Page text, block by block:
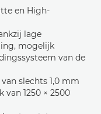
en High-
lage
mogelijk
van de
slechts 1,0 mm
1250 × 2500